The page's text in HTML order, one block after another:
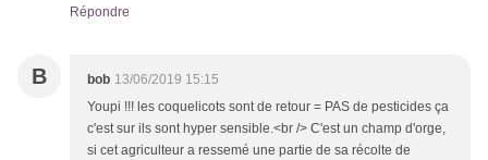
Répondre
B bob 13/06/2019 15:15
Youpi !!! les coquelicots sont de retour = PAS de pesticides ça
c'est sur ils sont hyper sensible.<br /> C'est un champ d'orge,
si cet agriculteur a ressemé une partie de sa récolte de